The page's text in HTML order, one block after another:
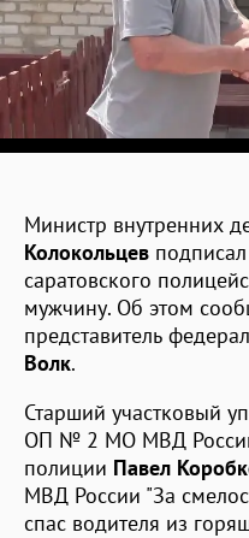
Министр внутренних
Колокольцев
саратовского
мужчину. Об этом
представитель
Волк.
Старший участковый
ОП № 2 МО МВД России
полиции Павел
МВД России "За
спас водителя из